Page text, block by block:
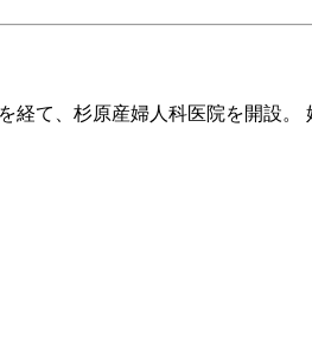
て、杉原産婦人科医院を開設。